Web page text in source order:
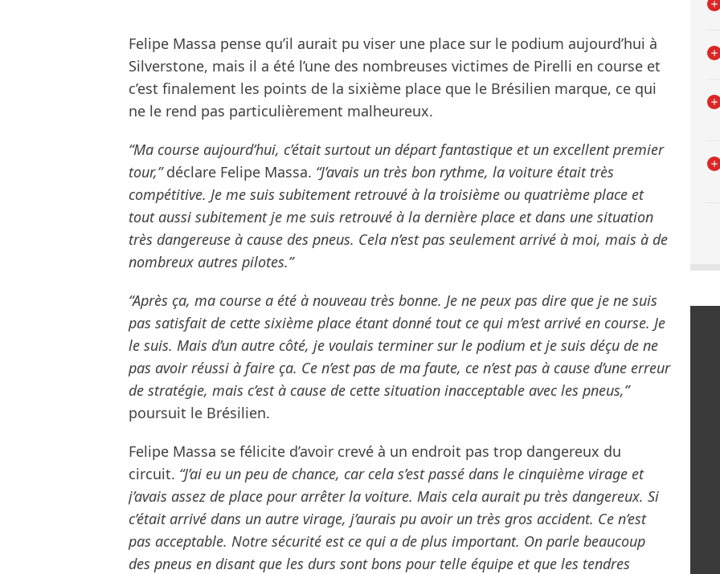
Felipe Massa pense qu’il aurait pu viser une place sur le podium aujourd’hui à
Silverstone, mais il a été l’une des nombreuses victimes de Pirelli en course et
c’est finalement les points de la sixième place que le Brésilien marque, ce qui
ne le rend pas particulièrement malheureux.
“Ma course aujourd’hui, c’était surtout un départ fantastique et un excellent premier
tour,”déclare Felipe Massa. “J’avais un très bon rythme, la voiture était très
compétitive. Je me suis subitement retrouvé à la troisième ou quatrième place et
tout aussi subitement je me suis retrouvé à la dernière place et dans une situation
très dangereuse à cause des pneus. Cela n’est pas seulement arrivé à moi, mais à de
nombreux autres pilotes.”
“Après ça, ma course a été à nouveau très bonne. Je ne peux pas dire que je ne suis
pas satisfait de cette sixième place étant donné tout ce qui m’est arrivé en course. Je
le suis. Mais d’un autre côté, je voulais terminer sur le podium et je suis déçu de ne
pas avoir réussi à faire ça. Ce n’est pas de ma faute, ce n’est pas à cause d’une erreur
de stratégie, mais c’est à cause de cette situation inacceptable avec les pneus,”
poursuit le Brésilien.
Felipe Massa se félicite d’avoir crevé à un endroit pas trop dangereux du
circuit. “J’ai eu un peu de chance, car cela s’est passé dans le cinquième virage et
j’avais assez de place pour arrêter la voiture. Mais cela aurait pu très dangereux. Si
c’était arrivé dans un autre virage, j’aurais pu avoir un très gros accident. Ce n’est
pas acceptable. Notre sécurité est ce qui a de plus important. On parle beaucoup
des pneus en disant que les durs sont bons pour telle équipe et que les tendres